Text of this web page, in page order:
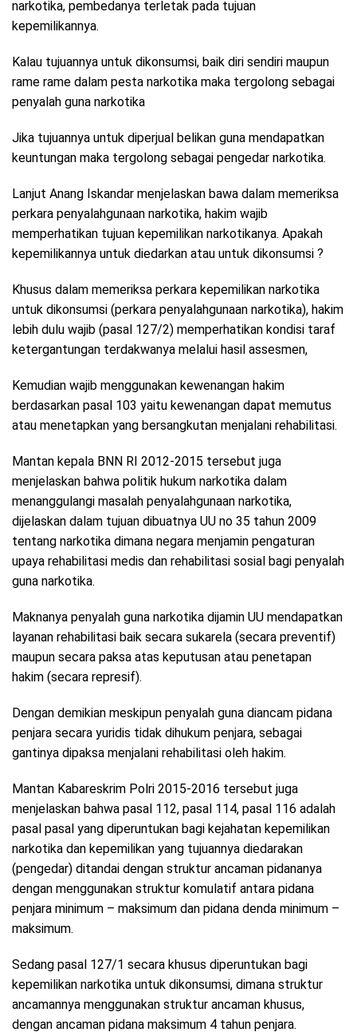
narkotika, pembedanya terletak pada tujuan
kepemilikannya.
Kalau tujuannya untuk dikonsumsi, baik diri sendiri maupun
rame rame dalam pesta narkotika maka tergolong sebagai
penyalah guna narkotika
Jika tujuannya untuk diperjual belikan guna mendapatkan
keuntungan maka tergolong sebagai pengedar narkotika.
Lanjut Anang Iskandar menjelaskan bawa dalam memeriksa
perkara penyalahgunaan narkotika, hakim wajib
memperhatikan tujuan kepemilikan narkotikanya. Apakah
kepemilikannya untuk diedarkan atau untuk dikonsumsi ?
Khusus dalam memeriksa perkara kepemilikan narkotika
untuk dikonsumsi (perkara penyalahgunaan narkotika), hakim
lebih dulu wajib (pasal 127/2) memperhatikan kondisi taraf
ketergantungan terdakwanya melalui hasil assesmen,
Kemudian wajib menggunakan kewenangan hakim
berdasarkan pasal 103 yaitu kewenangan dapat memutus
atau menetapkan yang bersangkutan menjalani rehabilitasi.
Mantan kepala BNN RI 2012-2015 tersebut juga
menjelaskan bahwa politik hukum narkotika dalam
menanggulangi masalah penyalahgunaan narkotika,
dijelaskan dalam tujuan dibuatnya UU no 35 tahun 2009
tentang narkotika dimana negara menjamin pengaturan
upaya rehabilitasi medis dan rehabilitasi sosial bagi penyalah
guna narkotika.
Maknanya penyalah guna narkotika dijamin UU mendapatkan
layanan rehabilitasi baik secara sukarela (secara preventif)
maupun secara paksa atas keputusan atau penetapan
hakim (secara represif).
Dengan demikian meskipun penyalah guna diancam pidana
penjara secara yuridis tidak dihukum penjara, sebagai
gantinya dipaksa menjalani rehabilitasi oleh hakim.
Mantan Kabareskrim Polri 2015-2016 tersebut juga
menjelaskan bahwa pasal 112, pasal 114, pasal 116 adalah
pasal pasal yang diperuntukan bagi kejahatan kepemilikan
narkotika dan kepemilikan yang tujuannya diedarakan
(pengedar) ditandai dengan struktur ancaman pidananya
dengan menggunakan struktur komulatif antara pidana
penjara minimum – maksimum dan pidana denda minimum –
maksimum.
Sedang pasal 127/1 secara khusus diperuntukan bagi
kepemilikan narkotika untuk dikonsumsi, dimana struktur
ancamannya menggunakan struktur ancaman khusus,
dengan ancaman pidana maksimum 4 tahun penjara.